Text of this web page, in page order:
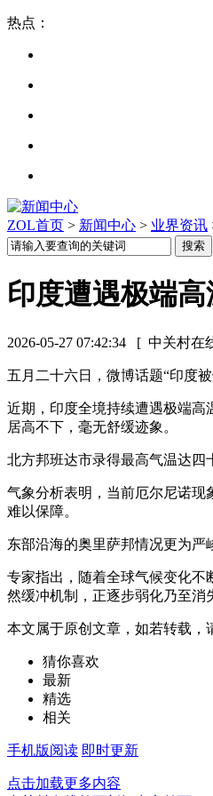
热点：
ZOL首页 > 新闻中心 > 业界资讯
印度遭遇极端
2026-05-27 07:42:34 [ 中关村在
五月二十六日，微博话题“印度
近期，印度全境持续遭遇极端高
居高不下，毫无舒缓迹象。
北方邦班达市录得最高气温达四
气象分析表明，当前厄尔尼诺现
难以保障。
东部沿海的奥里萨邦情况更为严
专家指出，随着全球气候变化不
然缓冲机制，正逐步弱化乃至消
本文属于原创文章，如若转载，
猜你喜欢
最新
精选
相关
手机版阅读 即时更新
点击加载更多内容